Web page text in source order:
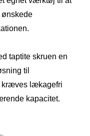
ønskede
taptite skruen en
til
kræves lækagefri
kapacitet.